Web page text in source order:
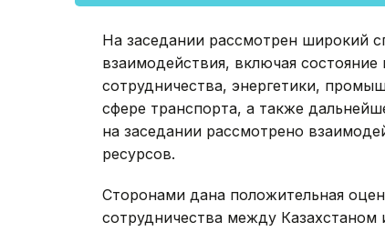
На заседании рассмотрен широкий
взаимодействия, включая
сотрудничества, энергетики,
сфере транспорта, а также
на заседании рассмотрено
ресурсов.
Сторонами дана положительная
сотрудничества между Казахстаном